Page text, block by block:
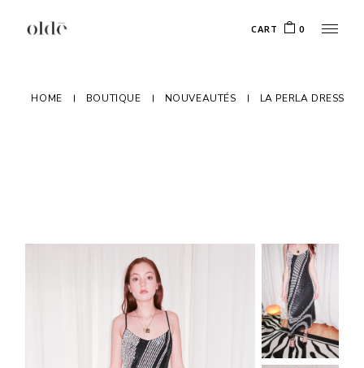
CART 0
HOME BOUTIQUE NOUVEAUTÉS LA PERLA DRESS